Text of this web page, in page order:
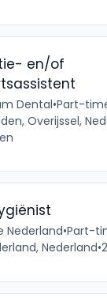
en/of
Dental•Part-
Overijssel,
Nederland•Part-
Nederland•